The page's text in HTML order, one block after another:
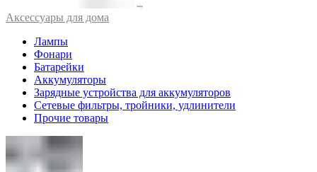
Аксессуары для дома
Лампы
Фонари
Батарейки
Аккумуляторы
Зарядные устройства для аккумуляторов
Сетевые фильтры, тройники, удлинители
Прочие товары